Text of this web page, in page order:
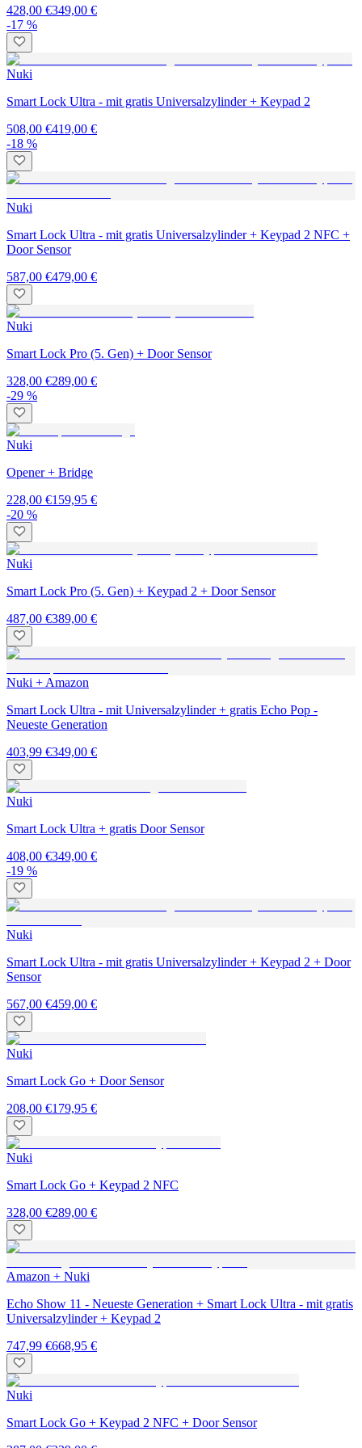
428,00 €349,00 €
-17 %
Nuki
Smart Lock Ultra - mit gratis Universalzylinder + Keypad 2
508,00 €419,00 €
-18 %
Nuki
Smart Lock Ultra - mit gratis Universalzylinder + Keypad 2 NFC +
Door Sensor
587,00 €479,00 €
Nuki
Smart Lock Pro (5. Gen) + Door Sensor
328,00 €289,00 €
-29 %
Nuki
Opener + Bridge
228,00 €159,95 €
-20 %
Nuki
Smart Lock Pro (5. Gen) + Keypad 2 + Door Sensor
487,00 €389,00 €
Nuki + Amazon
Smart Lock Ultra - mit Universalzylinder + gratis Echo Pop -
Neueste Generation
403,99 €349,00 €
Nuki
Smart Lock Ultra + gratis Door Sensor
408,00 €349,00 €
-19 %
Nuki
Smart Lock Ultra - mit gratis Universalzylinder + Keypad 2 + Door
Sensor
567,00 €459,00 €
Nuki
Smart Lock Go + Door Sensor
208,00 €179,95 €
Nuki
Smart Lock Go + Keypad 2 NFC
328,00 €289,00 €
Amazon + Nuki
Echo Show 11 - Neueste Generation + Smart Lock Ultra - mit gratis
Universalzylinder + Keypad 2
747,99 €668,95 €
Nuki
Smart Lock Go + Keypad 2 NFC + Door Sensor